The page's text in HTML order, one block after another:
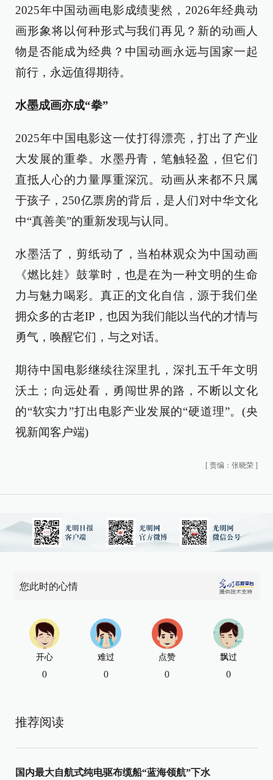
2025年中国动画电影成绩斐然，2026年经典动
画形象将以何种形式与我们再见？新的动画人
物是否能成为经典？中国动画永远与国家一起
前行，永远值得期待。
水墨成画亦成“拳”
2025年中国电影这一仗打得漂亮，打出了产业
大发展的重拳。水墨丹青，笔触轻盈，但它们
直抵人心的力量厚重深沉。动画从来都不只属
于孩子，250亿票房的背后，是人们对中华文化
中“真善美”的重新发现与认同。
水墨活了，剪纸动了，当柏林观众为中国动画
《燃比娃》鼓掌时，也是在为一种文明的生命
力与魅力喝彩。真正的文化自信，源于我们坐
拥众多的古老IP，也因为我们能以当代的才情与
勇气，唤醒它们，与之对话。
期待中国电影继续往深里扎，深扎五千年文明
沃土；向远处看，勇闯世界的路，不断以文化
的“软实力”打出电影产业发展的“硬道理”。(央
视新闻客户端)
[ 责编：张晓荣 ]
您此时的心情
开心
0
难过
0
点赞
0
飘过
0
推荐阅读
国内最大自航式纯电驱布缆船“蓝海领航”下水